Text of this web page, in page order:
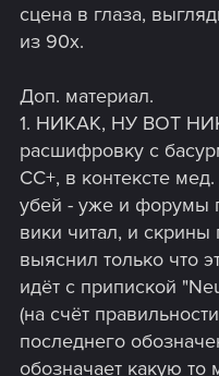
сцена в глаза,
из 90х.
Доп. материал.
1. НИКАК, НУ ВОТ
расшифровку с
CC+, в контексте
убей - уже и форумы
вики читал, и
выяснил только что
идёт с припиской
(на счёт
последнего
обозначает какую то